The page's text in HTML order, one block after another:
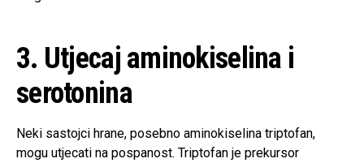
3. Utjecaj aminokiselina i
serotonina
Neki sastojci hrane, posebno aminokiselina triptofan,
mogu utjecati na pospanost. Triptofan je prekursor